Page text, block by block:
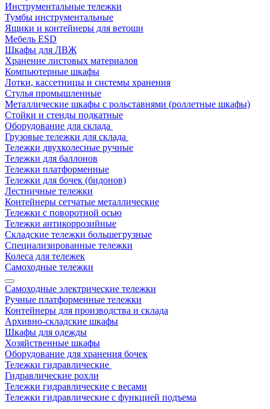
Инструментальные тележки
Тумбы инструментальные
Ящики и контейнеры для ветоши
Мебель ESD
Шкафы для ЛВЖ
Хранение листовых материалов
Компьютерные шкафы
Лотки, кассетницы и системы хранения
Стулья промышленные
Металлические шкафы с рольставнями (роллетные шкафы)
Стойки и стенды подкатные
Оборудование для склада
Грузовые тележки для склада
Тележки двухколесные ручные
Тележки для баллонов
Тележки платформенные
Тележки для бочек (бидонов)
Лестничные тележки
Контейнеры сетчатые металлические
Тележки с поворотной осью
Тележки антикоррозийные
Складские тележки большегрузные
Специализированные тележки
Колеса для тележек
Самоходные тележки
Самоходные электрические тележки
Ручные платформенные тележки
Контейнеры для производства и склада
Архивно-складские шкафы
Шкафы для одежды
Хозяйственные шкафы
Оборудование для хранения бочек
Тележки гидравлические
Гидравлические рохли
Тележки гидравлические с весами
Тележки гидравлические с функцией подъема